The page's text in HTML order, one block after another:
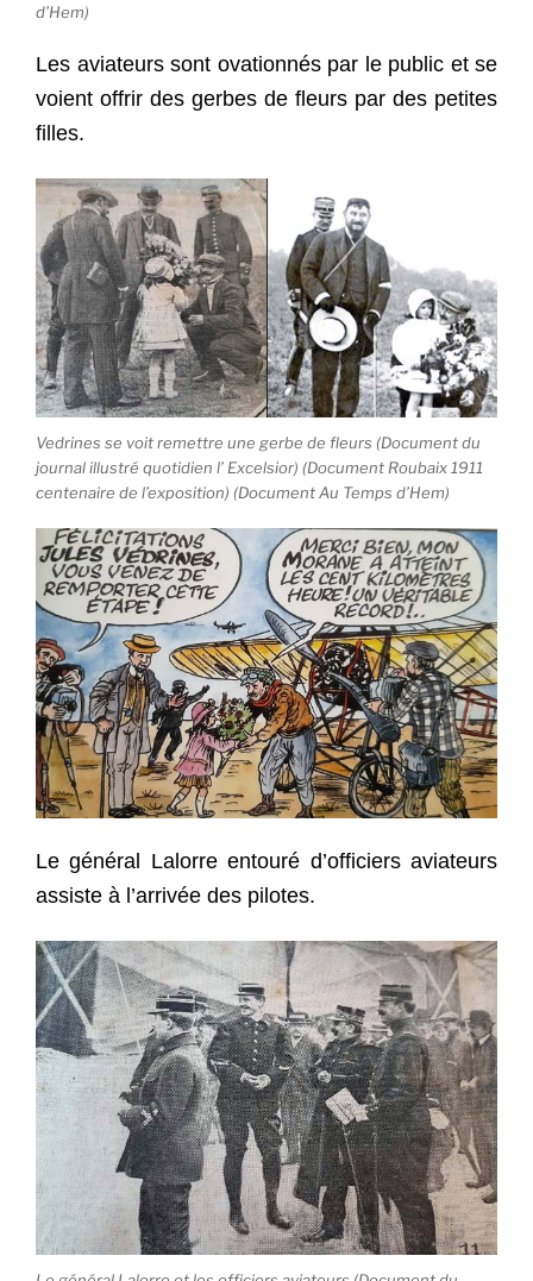
d’Hem)
Les aviateurs sont ovationnés par le public et se
voient offrir des gerbes de fleurs par des petites
filles.
Vedrines se voit remettre une gerbe de fleurs (Document du
journal illustré quotidien l’ Excelsior) (Document Roubaix 1911
centenaire de l’exposition) (Document Au Temps d’Hem)
Le général Lalorre entouré d’officiers aviateurs
assiste à l’arrivée des pilotes.